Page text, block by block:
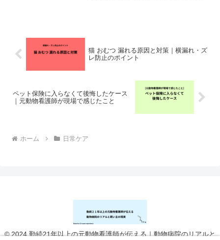
猫 おむつ 漏れる原因と対策｜横漏れ・ズ
レ防止のポイント
ペット保険に入らなくて後悔したケース
｜元動物看護師が現場で感じたこと
ホーム 日常ケア
© 2024 勤続21年以上の元動物看護師が伝える｜動物病院のリアルと